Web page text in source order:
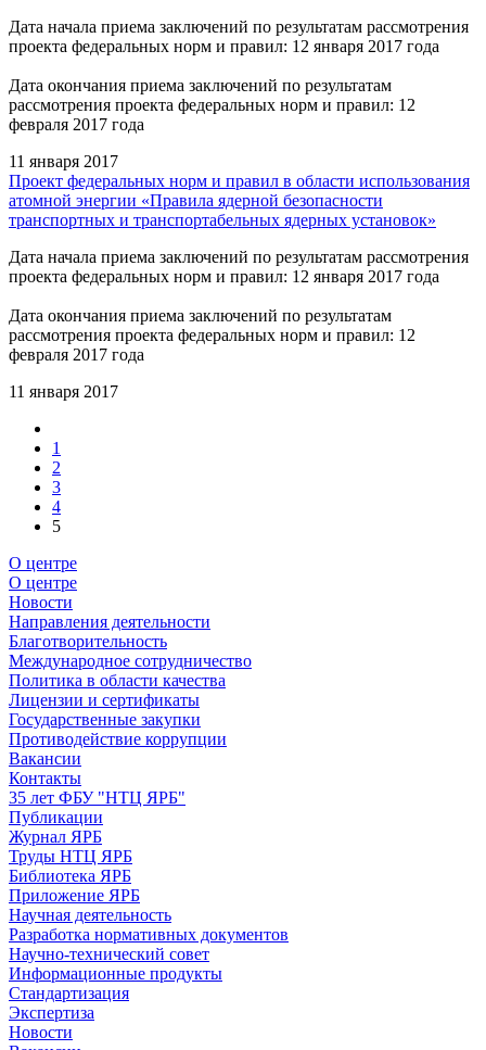
Дата начала приема заключений по результатам рассмотрения
проекта федеральных норм и правил: 12 января 2017 года
Дата окончания приема заключений по результатам
рассмотрения проекта федеральных норм и правил: 12
февраля 2017 года
11 января 2017
Проект федеральных норм и правил в области использования
атомной энергии «Правила ядерной безопасности
транспортных и транспортабельных ядерных установок»
Дата начала приема заключений по результатам рассмотрения
проекта федеральных норм и правил: 12 января 2017 года
Дата окончания приема заключений по результатам
рассмотрения проекта федеральных норм и правил: 12
февраля 2017 года
11 января 2017
1
2
3
4
5
О центре
О центре
Новости
Направления деятельности
Благотворительность
Международное сотрудничество
Политика в области качества
Лицензии и сертификаты
Государственные закупки
Противодействие коррупции
Вакансии
Контакты
35 лет ФБУ "НТЦ ЯРБ"
Публикации
Журнал ЯРБ
Труды НТЦ ЯРБ
Библиотека ЯРБ
Приложение ЯРБ
Научная деятельность
Разработка нормативных документов
Научно-технический совет
Информационные продукты
Стандартизация
Экспертиза
Новости